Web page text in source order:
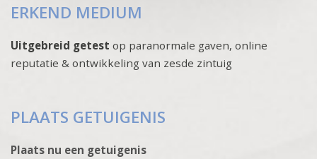
ERKEND MEDIUM
Uitgebreid getest op paranormale gaven, online
reputatie & ontwikkeling van zesde zintuig
PLAATS GETUIGENIS
Plaats nu een getuigenis